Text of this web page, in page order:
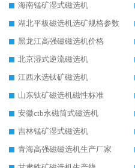
海南锰矿湿式磁选机
湖北平板磁选机选矿规格参数
黑龙江高强磁磁选机价格
北京湿式逆流磁选机
江西水选钛矿磁选机
山东钛矿磁选机磁性标准
安徽ctb永磁筒式磁选机
吉林锰矿湿式磁选机
青海高强磁磁选机生产厂家